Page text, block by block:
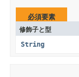
必須要素
修飾子と型
String